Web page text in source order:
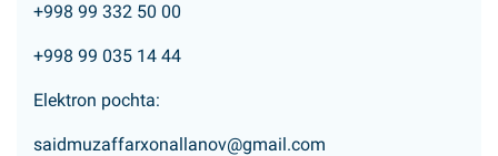
+998 99 332 50 00
+998 99 035 14 44
Elektron pochta:
saidmuzaffarxonallanov@gmail.com